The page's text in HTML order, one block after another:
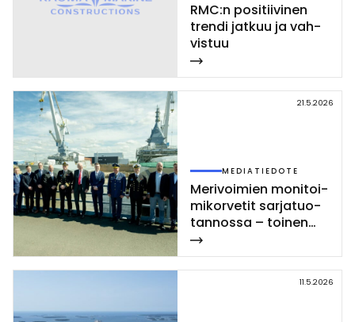
RMC:n po­si­tii­vi­nen
tren­di jat­kuu ja vah­
vis­tuu
21.5.2026
MEDIATIEDOTE
Me­ri­voi­mien mo­ni­toi­
mi­kor­ve­tit sar­ja­tuo­
tan­nos­sa – toi­nen
Poh­jan­maa-luo­kan
kor­vet­ti las­ket­tiin ve­
sil­le Rau­mal­la
11.5.2026